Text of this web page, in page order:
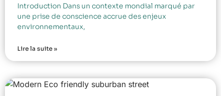
Introduction Dans un contexte mondial marqué par
une prise de conscience accrue des enjeux
environnementaux,
Lire la suite »